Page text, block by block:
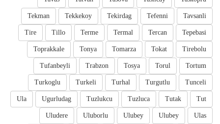
Tavsanli
Tefenni
Tekirdag
Tekkekoy
Tekman
Tepebasi
Tercan
Termal
Terme
Tillo
Tire
Tirebolu
Tokat
Tomarza
Tonya
Toprakkale
Tortum
Torul
Tosya
Trabzon
Tufanbeyli
Tunceli
Turgutlu
Turhal
Turkeli
Turkoglu
Tut
Tutak
Tuzluca
Tuzlukcu
Ugurludag
Ula
Ulas
Ulubey
Ulubey
Uluborlu
Uludere